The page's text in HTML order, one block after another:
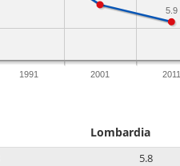
1991 2001 2011
5.9
Lombardia
5.8